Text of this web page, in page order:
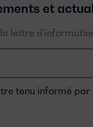
et
lettre
tenu informé par